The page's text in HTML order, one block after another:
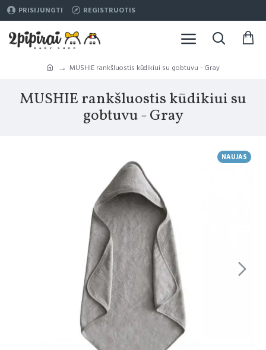
PRISIJUNGTI REGISTRUOTIS
MUSHIE rankšluostis kūdikiui su gobtuvu - Gray
MUSHIE rankšluostis kūdikiui su
gobtuvu - Gray
NAUJAS